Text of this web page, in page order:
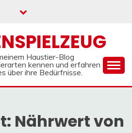
Haustier-Blog
kennen und erfahren
über ihre Bedürfnisse.
Nährwert von